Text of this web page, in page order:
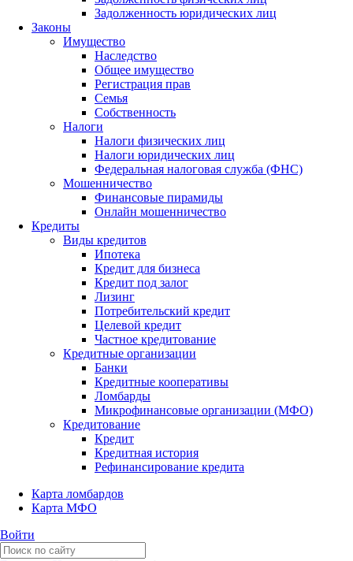
Задолженность юридических лиц
Законы
Имущество
Наследство
Общее имущество
Регистрация прав
Семья
Собственность
Налоги
Налоги физических лиц
Налоги юридических лиц
Федеральная налоговая служба (ФНС)
Мошенничество
Финансовые пирамиды
Онлайн мошенничество
Кредиты
Виды кредитов
Ипотека
Кредит для бизнеса
Кредит под залог
Лизинг
Потребительский кредит
Целевой кредит
Частное кредитование
Кредитные организации
Банки
Кредитные кооперативы
Ломбарды
Микрофинансовые организации (МФО)
Кредитование
Кредит
Кредитная история
Рефинансирование кредита
Карта ломбардов
Карта МФО
Войти